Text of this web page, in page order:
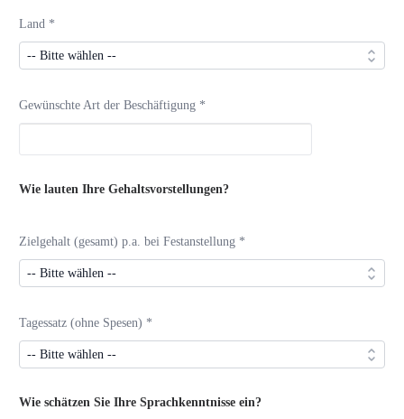
Land *
Gewünschte Art der Beschäftigung *
Wie lauten Ihre Gehaltsvorstellungen?
Zielgehalt (gesamt) p.a. bei Festanstellung *
Tagessatz (ohne Spesen) *
Wie schätzen Sie Ihre Sprachkenntnisse ein?